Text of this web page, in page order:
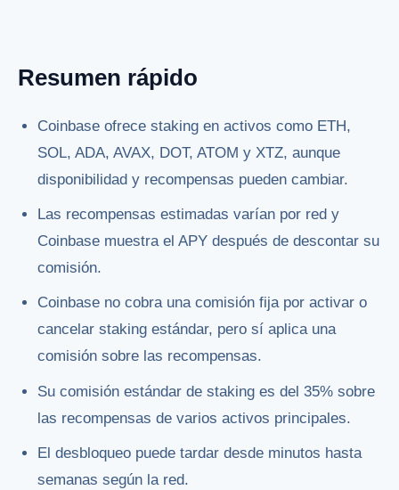
Resumen rápido
Coinbase ofrece staking en activos como ETH,
SOL, ADA, AVAX, DOT, ATOM y XTZ, aunque
disponibilidad y recompensas pueden cambiar.
Las recompensas estimadas varían por red y
Coinbase muestra el APY después de descontar su
comisión.
Coinbase no cobra una comisión fija por activar o
cancelar staking estándar, pero sí aplica una
comisión sobre las recompensas.
Su comisión estándar de staking es del 35% sobre
las recompensas de varios activos principales.
El desbloqueo puede tardar desde minutos hasta
semanas según la red.